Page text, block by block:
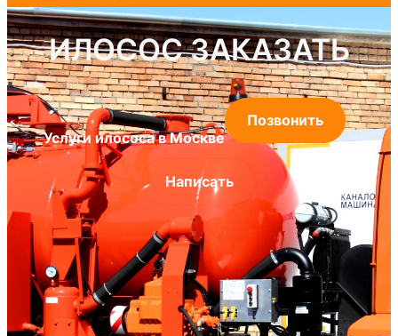
ИЛОСОС ЗАКАЗАТЬ
Услуги илососа в Москве
Позвонить
Написать